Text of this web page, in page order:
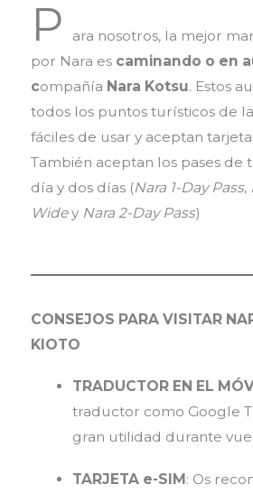
P
ara nosotros, la mejor
por Nara es caminando o en
compañía Nara Kotsu. Estos
todos los puntos turísticos de
fáciles de usar y aceptan
También aceptan los pases de
día y dos días (Nara 1-Day Pass,
Widey Nara 2-Day Pass)
CONSEJOS PARA VISITAR
KIOTO
TRADUCTOR EN EL
traductor como Google
gran utilidad durante
TARJETA e-SIM: Os